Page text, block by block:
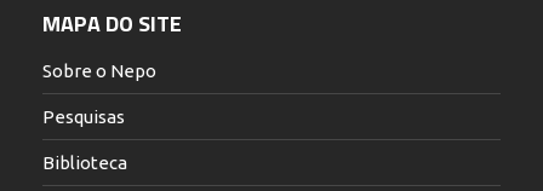
MAPA DO SITE
Sobre o Nepo
Pesquisas
Biblioteca